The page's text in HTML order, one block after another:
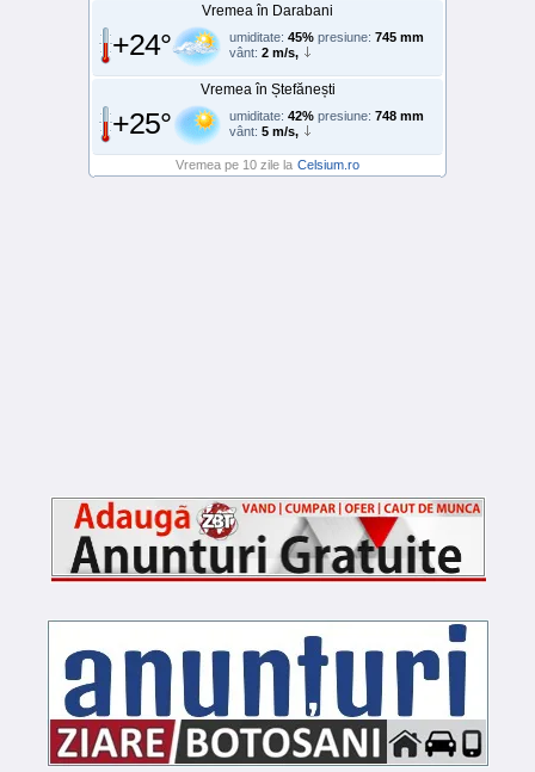
Vremea în Darabani
+24° umiditate: 45% presiune: 745 mm
vânt: 2 m/s,
Vremea în Ștefănești
+25° umiditate: 42% presiune: 748 mm
vânt: 5 m/s,
Vremea pe 10 zile la Celsium.ro